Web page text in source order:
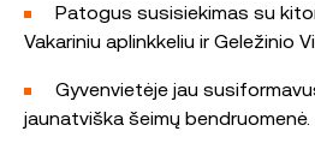
Patogus susisiekimas su
Vakariniu aplinkkeliu ir Geležinio
Gyvenvietėje jau
jaunatviška šeimų bendruomenė.